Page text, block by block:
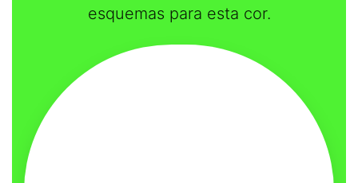
esquemas para esta cor.